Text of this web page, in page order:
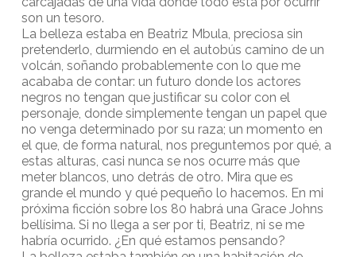
son un tesoro.
La belleza estaba en Beatriz Mbula, preciosa sin
pretenderlo, durmiendo en el autobús camino de un
volcán, soñando probablemente con lo que me
acababa de contar: un futuro donde los actores
negros no tengan que justificar su color con el
personaje, donde simplemente tengan un papel que
no venga determinado por su raza; un momento en
el que, de forma natural, nos preguntemos por qué, a
estas alturas, casi nunca se nos ocurre más que
meter blancos, uno detrás de otro. Mira que es
grande el mundo y qué pequeño lo hacemos. En mi
próxima ficción sobre los 80 habrá una Grace Johns
bellísima. Si no llega a ser por ti, Beatriz, ni se me
habría ocurrido. ¿En qué estamos pensando?